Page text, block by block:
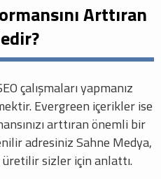
Arttıran
çalışmaları yapmanız
Evergreen içerikler ise
arttıran önemli bir
adresiniz Sahne Medya,
sizler için anlattı.